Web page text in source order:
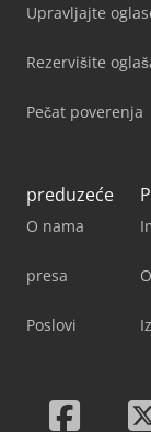
Upravljajte
Rezervišite
Pečat poverenja
preduzeće
O nama
presa
Poslovi